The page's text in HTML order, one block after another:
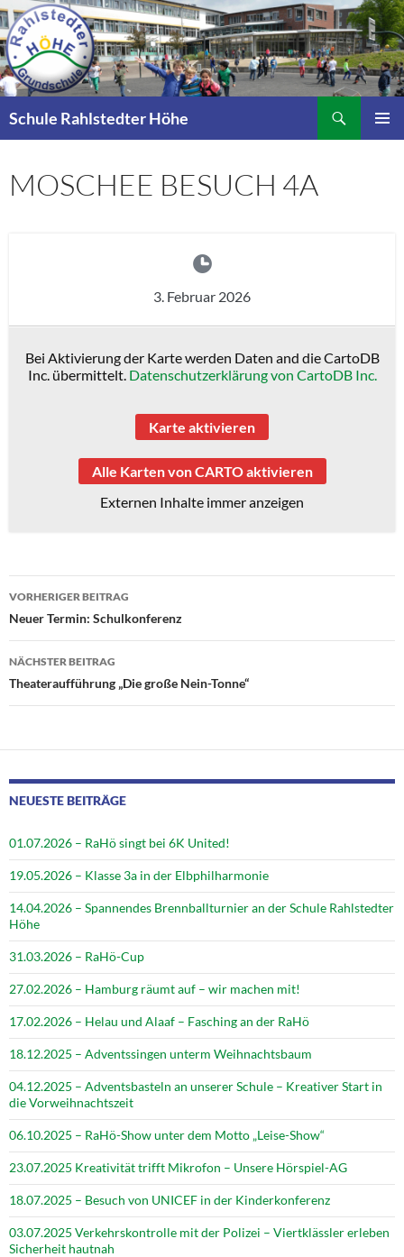
Zum
Inhalt
springen
Schule Rahlstedter Höhe
MOSCHEE BESUCH 4A
3. Februar 2026
Bei Aktivierung der Karte werden Daten and die CartoDB
Inc. übermittelt. Datenschutzerklärung von CartoDB Inc.
Karte aktivieren
Alle Karten von CARTO aktivieren
Externen Inhalte immer anzeigen
Beitragsnavigation
VORHERIGER BEITRAG
Neuer Termin: Schulkonferenz
NÄCHSTER BEITRAG
Theateraufführung „Die große Nein-Tonne“
NEUESTE BEITRÄGE
01.07.2026 – RaHö singt bei 6K United!
19.05.2026 – Klasse 3a in der Elbphilharmonie
14.04.2026 – Spannendes Brennballturnier an der Schule Rahlstedter
Höhe
31.03.2026 – RaHö-Cup
27.02.2026 – Hamburg räumt auf – wir machen mit!
17.02.2026 – Helau und Alaaf – Fasching an der RaHö
18.12.2025 – Adventssingen unterm Weihnachtsbaum
04.12.2025 – Adventsbasteln an unserer Schule – Kreativer Start in
die Vorweihnachtszeit
06.10.2025 – RaHö-Show unter dem Motto „Leise-Show“
23.07.2025 Kreativität trifft Mikrofon – Unsere Hörspiel-AG
18.07.2025 – Besuch von UNICEF in der Kinderkonferenz
03.07.2025 Verkehrskontrolle mit der Polizei – Viertklässler erleben
Sicherheit hautnah